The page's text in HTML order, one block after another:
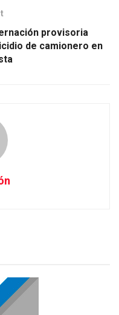
provisoria
de camionero en